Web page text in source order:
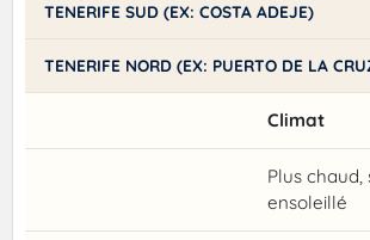
TENERIFE SUD (EX: COSTA ADEJE)
TENERIFE NORD (EX: PUERTO DE LA
Climat
Plus chaud,
ensoleillé